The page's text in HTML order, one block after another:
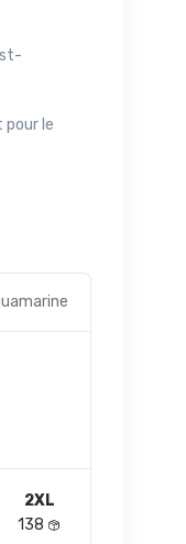
pour le
2XL
138